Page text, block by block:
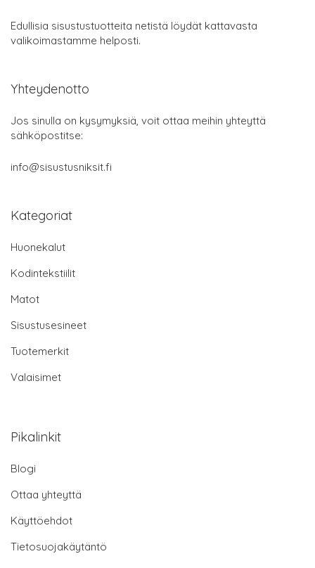
Edullisia sisustustuotteita netistä löydät kattavasta
valikoimastamme helposti.
Yhteydenotto
Jos sinulla on kysymyksiä, voit ottaa meihin yhteyttä
sähköpostitse:
info@sisustusniksit.fi
Kategoriat
Huonekalut
Kodintekstiilit
Matot
Sisustusesineet
Tuotemerkit
Valaisimet
Pikalinkit
Blogi
Ottaa yhteyttä
Käyttöehdot
Tietosuojakäytäntö